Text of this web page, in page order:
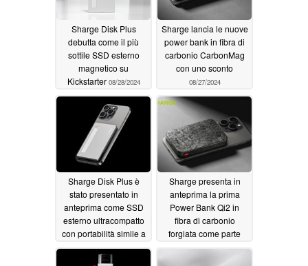
Sharge Disk Plus
debutta come il più
sottile SSD esterno
magnetico su
Kickstarter 08/28/2024
Sharge lancia le nuove
power bank in fibra di
carbonio CarbonMag
con uno sconto
08/27/2024
Sharge Disk Plus è
stato presentato in
anteprima come SSD
esterno ultracompatto
con portabilità simile a
MagSafe e capacità di
08/21/2024
Sharge presenta in
anteprima la prima
Power Bank Qi2 in
fibra di carbonio
forgiata come parte
della prossima linea di
accessori